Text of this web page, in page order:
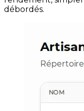
débordés.